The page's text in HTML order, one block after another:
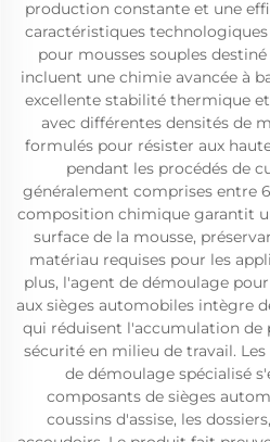
production constante et une
caractéristiques
pour mousses souples
incluent une chimie avancée à
excellente stabilité thermique
avec différentes densités de
formulés pour résister aux
pendant les procédés de
généralement comprises entre
composition chimique garantit
surface de la mousse,
matériau requises pour les
plus, l'agent de démoulage
aux sièges automobiles intègre
qui réduisent l'accumulation de
sécurité en milieu de travail.
de démoulage spécialisé
composants de sièges
coussins d'assise, les